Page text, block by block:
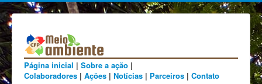
Página inicial | Sobre a ação |
Colaboradores | Ações | Notícias | Parceiros | Contato